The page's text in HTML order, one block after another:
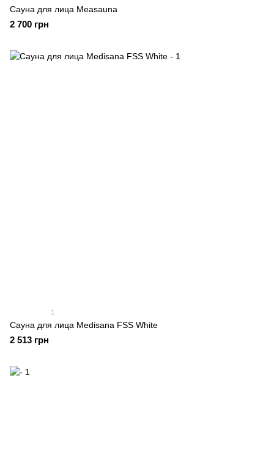
Сауна для лица Measauna
2 700 грн
1
Сауна для лица Medisana FSS White
2 513 грн